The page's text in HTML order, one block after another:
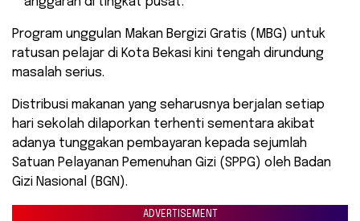
​Program unggulan Makan Bergizi Gratis (MBG) untuk
ratusan pelajar di Kota Bekasi kini tengah dirundung
masalah serius.
Distribusi makanan yang seharusnya berjalan setiap
hari sekolah dilaporkan terhenti sementara akibat
adanya tunggakan pembayaran kepada sejumlah
Satuan Pelayanan Pemenuhan Gizi (SPPG) oleh Badan
Gizi Nasional (BGN).
ADVERTISEMENT